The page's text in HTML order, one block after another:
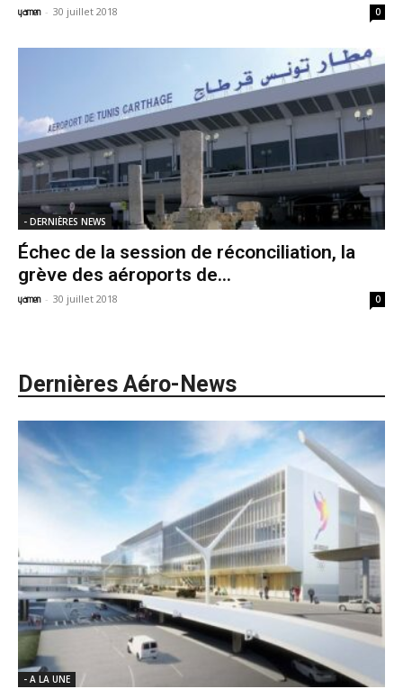
yamen - 30 juillet 2018 0
- DERNIÈRES NEWS
Échec de la session de réconciliation, la
grève des aéroports de...
yamen - 30 juillet 2018 0
Dernières Aéro-News
- A LA UNE